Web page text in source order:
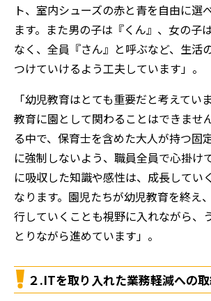
ト、室内シューズの赤と青を自由に選
ます。また男の子は『くん』、女の子
なく、全員『さん』と呼ぶなど、生活
つけていけるよう工夫しています」。
「幼児教育はとても重要だと考えてい
教育に園として関わることはできませ
る中で、保育士を含めた大人が持つ固
に強制しないよう、職員全員で心掛け
に吸収した知識や感性は、成長してい
なります。園児たちが幼児教育を終え
行していくことも視野に入れながら、
とりながら進めています」。
２.ITを取り入れた業務軽減への